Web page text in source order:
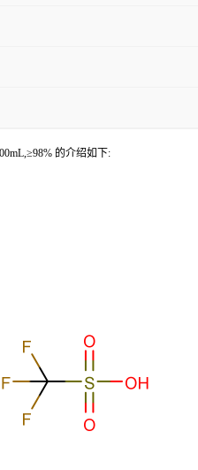
的介绍如下: